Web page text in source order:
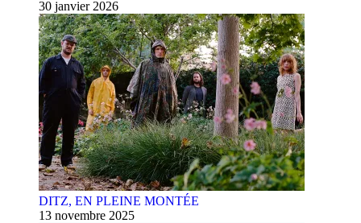
30 janvier 2026
DITZ, EN PLEINE MONTÉE
13 novembre 2025